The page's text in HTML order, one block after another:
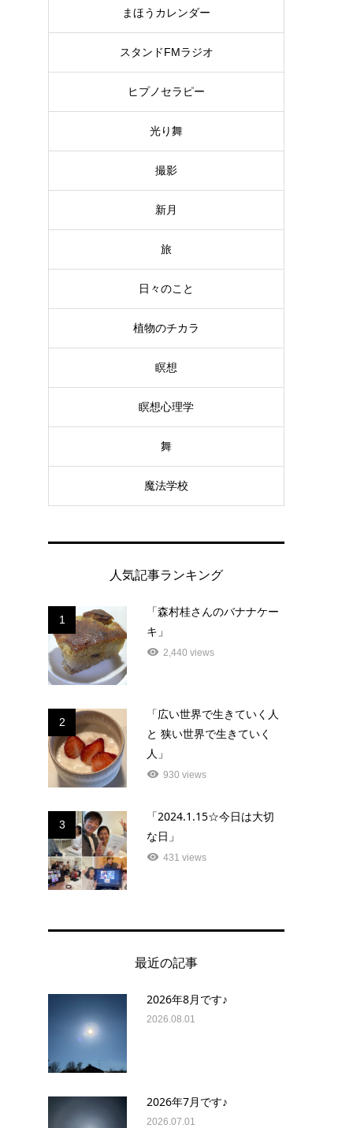
まほうカレンダー
スタンドFMラジオ
ヒプノセラピー
光り舞
撮影
新月
旅
日々のこと
植物のチカラ
瞑想
瞑想心理学
舞
魔法学校
人気記事ランキング
1
「森村桂さんのバナナケー
キ」
2,440 views
2
「広い世界で生きていく人
と 狭い世界で生きていく
人」
930 views
3
「2024.1.15☆今日は大切
な日」
431 views
最近の記事
2026年8月です♪
2026.08.01
2026年7月です♪
2026.07.01